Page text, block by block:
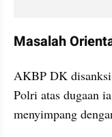
Masalah
AKBP DK
Polri atas dugaan
menyimpang